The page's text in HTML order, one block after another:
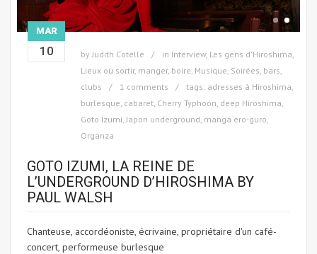
MAR
10 by Judith Cotelle in Interview, Les gens d'Hiroshima
Lieux où sortir, manger, boire Musique Soirées, bars,
clubs
1 comments tags: adresses à Hiroshima
burlesque cabaret Cherry Typhoon deep Hiroshima
Goto Izumi Japon underground manga ero-guro
Organza
GOTO IZUMI, LA REINE DE
L’UNDERGROUND D’HIROSHIMA BY
PAUL WALSH
Chanteuse, accordéoniste, écrivaine, propriétaire d'un café-
concert, performeuse burlesque